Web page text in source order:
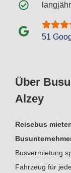
Über
Alzey
Reisebus
Busvermietung
Fahrzeug für
51